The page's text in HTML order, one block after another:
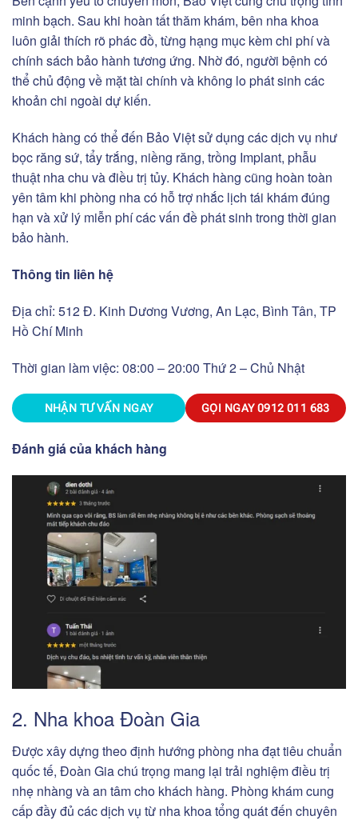
minh bạch. Sau khi hoàn tất thăm khám, bên nha khoa
luôn giải thích rõ phác đồ, từng hạng mục kèm chi phí và
chính sách bảo hành tương ứng. Nhờ đó, người bệnh có
thể chủ động về mặt tài chính và không lo phát sinh các
khoản chi ngoài dự kiến.
Khách hàng có thể đến Bảo Việt sử dụng các dịch vụ như
bọc răng sứ, tẩy trắng, niềng răng, trồng Implant, phẫu
thuật nha chu và điều trị tủy. Khách hàng cũng hoàn toàn
yên tâm khi phòng nha có hỗ trợ nhắc lịch tái khám đúng
hạn và xử lý miễn phí các vấn đề phát sinh trong thời gian
bảo hành.
Thông tin liên hệ
Địa chỉ: 512 Đ. Kinh Dương Vương, An Lạc, Bình Tân, TP
Hồ Chí Minh
Thời gian làm việc: 08:00 – 20:00 Thứ 2 – Chủ Nhật
NHẬN TƯ VẤN NGAY GỌI NGAY0912 011 683
Đánh giá của khách hàng
2. Nha khoa Đoàn Gia
Được xây dựng theo định hướng phòng nha đạt tiêu chuẩn
quốc tế, Đoàn Gia chú trọng mang lại trải nghiệm điều trị
nhẹ nhàng và an tâm cho khách hàng. Phòng khám cung
cấp đầy đủ các dịch vụ từ nha khoa tổng quát đến chuyên